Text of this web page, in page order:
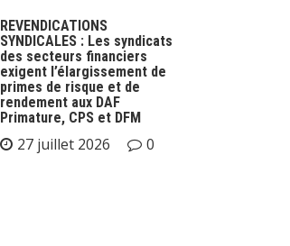
REVENDICATIONS
SYNDICALES : Les syndicats
des secteurs financiers
exigent l’élargissement de
primes de risque et de
rendement aux DAF
Primature, CPS et DFM
27 juillet 2026 0